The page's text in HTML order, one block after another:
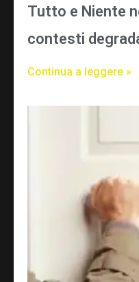
Tutto e Niente
contesti
Continua a leggere »